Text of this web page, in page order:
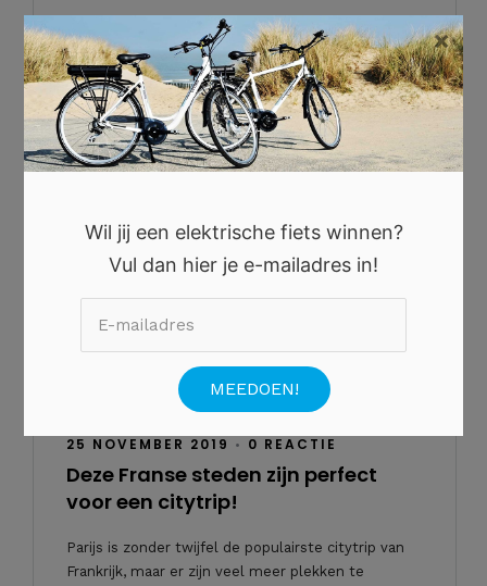
`Lees verder
25 NOVEMBER 2019 • 0 REACTIE
Deze Franse steden zijn perfect
voor een citytrip!
Parijs is zonder twijfel de populairste citytrip van
Frankrijk, maar er zijn veel meer plekken te
Wil jij een elektrische fiets winnen?
Vul dan hier je e-mailadres in!
×